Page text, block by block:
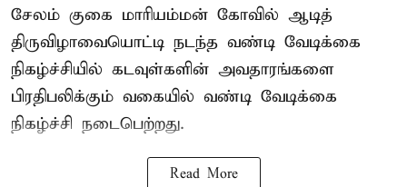
சேலம் குகை மாரியம்மன் கோவில் ஆடித்
திருவிழாவையொட்டி நடந்த வண்டி வேடிக்கை
நிகழ்ச்சியில் கடவுள்களின் அவதாரங்களை
பிரதிபலிக்கும் வகையில் வண்டி வேடிக்கை
நிகழ்ச்சி நடைபெற்றது.
Read More